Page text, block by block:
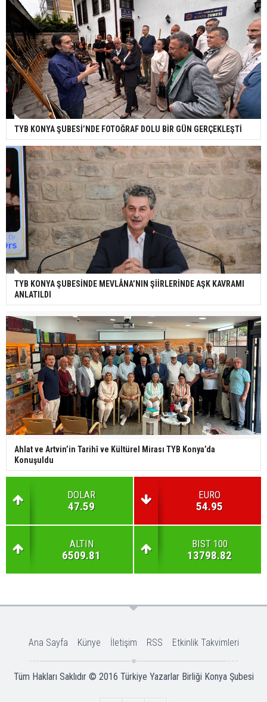
TYB KONYA ŞUBESİ’NDE FOTOĞRAF DOLU BİR GÜN GERÇEKLEŞTİ
TYB KONYA ŞUBESİNDE MEVLÂNA’NIN ŞİİRLERİNDE AŞK KAVRAMI
ANLATILDI
Ahlat ve Artvin’in Tarihî ve Kültürel Mirası TYB Konya’da
Konuşuldu
DOLAR
47.59
EURO
54.95
ALTIN
6509.81
BIST 100
13798.82
Ana Sayfa Künye İletişim RSS Etkinlik Takvimleri
Tüm Hakları Saklıdır © 2016 Türkiye Yazarlar Birliği Konya Şubesi